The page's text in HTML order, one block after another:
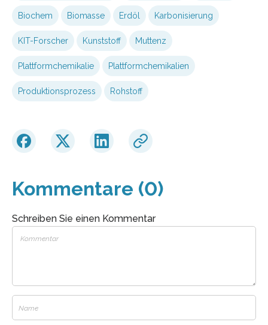
Biochem Biomasse Erdöl Karbonisierung
KIT-Forscher Kunststoff Muttenz
Plattformchemikalie Plattformchemikalien
Produktionsprozess Rohstoff
Kommentare (0)
Schreiben Sie einen Kommentar